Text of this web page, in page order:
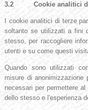
3.2 Cookie analitici
I cookie analitici di terze
soltanto se utilizzati a fini
stesso, per raccogliere
utenti e su come questi
Quando sono utilizzati
misure di anonimizzazione
necessari per permettere
dello stesso e l'esperienza